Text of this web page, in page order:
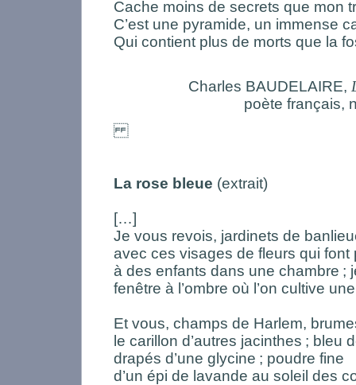
Cache moins de secrets que mon
C’est une pyramide, un immense
Qui contient plus de morts que la
Charles BAUDELAIRE,
poète français,
La rose bleue (extrait)
[…]
Je vous revois, jardinets de
avec ces visages de fleurs qui font
à des enfants dans une chambre ;
fenêtre à l’ombre où l’on cultive
Et vous, champs de Harlem,
le carillon d’autres jacinthes ; bleu
drapés d’une glycine ; poudre fine
d’un épi de lavande au soleil des